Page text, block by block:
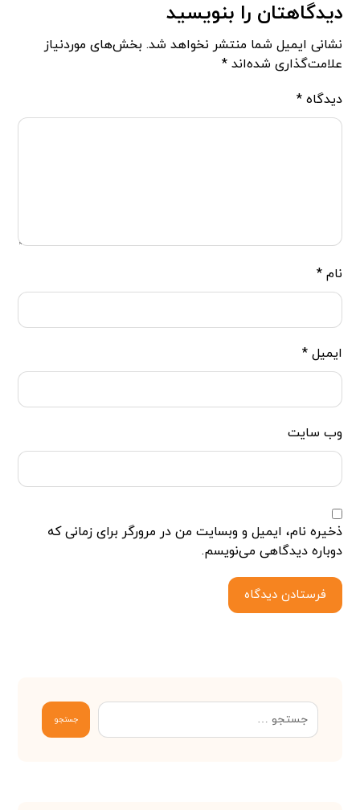
دیدگاهتان را بنویسید
نشانی ایمیل شما منتشر نخواهد شد. بخش‌های موردنیاز
علامت‌گذاری شده‌اند*
دیدگاه*
نام*
ایمیل*
وب‌ سایت
ذخیره نام، ایمیل و وبسایت من در مرورگر برای زمانی که
دوباره دیدگاهی می‌نویسم.
فرستادن دیدگاه
جستجو